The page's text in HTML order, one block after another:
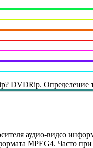
DVDRip. Определение
аудио-видео
MPEG4. Часто